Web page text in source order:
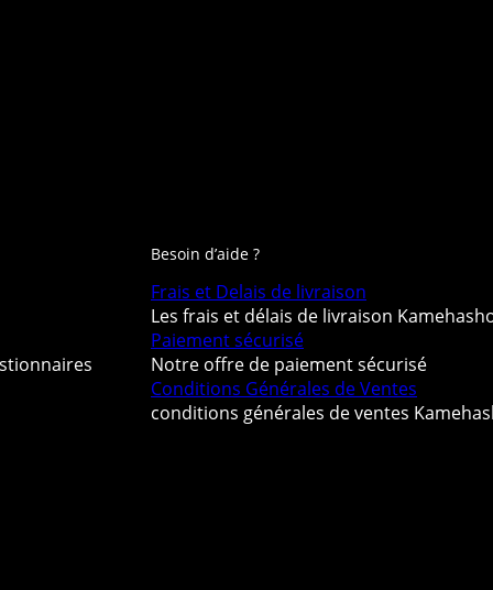
Besoin d’aide ?
Frais et Delais de livraison
Les frais et délais de livraison
Paiement sécurisé
Notre offre de paiement sécurisé
Conditions Générales de Ventes
conditions générales de ventes